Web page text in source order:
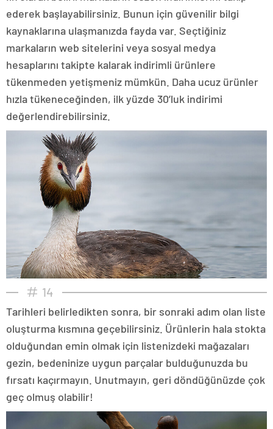
ederek başlayabilirsiniz. Bunun için güvenilir bilgi
kaynaklarına ulaşmanızda fayda var. Seçtiğiniz
markaların web sitelerini veya sosyal medya
hesaplarını takipte kalarak indirimli ürünlere
tükenmeden yetişmeniz mümkün. Daha ucuz ürünler
hızla tükeneceğinden, ilk yüzde 30’luk indirimi
değerlendirebilirsiniz.
14
Tarihleri belirledikten sonra, bir sonraki adım olan liste
oluşturma kısmına geçebilirsiniz. Ürünlerin hala stokta
olduğundan emin olmak için listenizdeki mağazaları
gezin, bedeninize uygun parçalar bulduğunuzda bu
fırsatı kaçırmayın. Unutmayın, geri döndüğünüzde çok
geç olmuş olabilir!